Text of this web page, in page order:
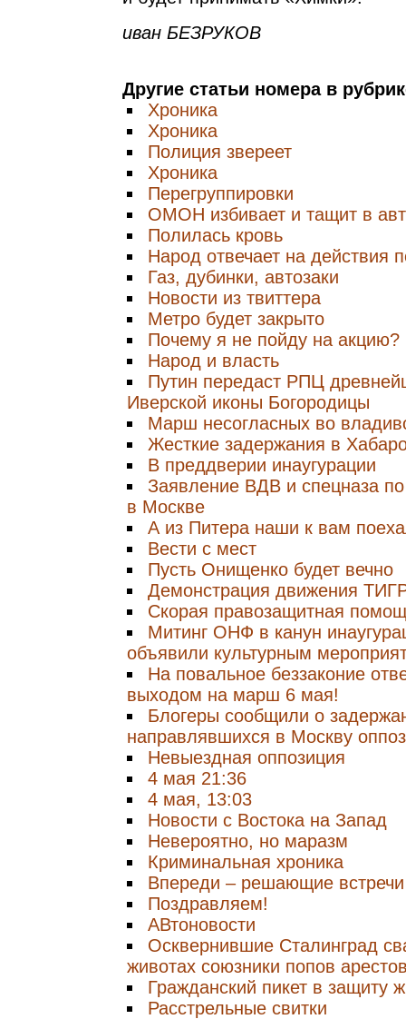
иван БЕЗРУКОВ
Другие статьи номера в
Хроника
Хроника
Полиция звереет
Хроника
Перегруппировки
ОМОН избивает и тащит в
Полилась кровь
Народ отвечает на действия
Газ, дубинки, автозаки
Новости из твиттера
Метро будет закрыто
Почему я не пойду на акцию?
Народ и власть
Путин передаст РПЦ
Иверской иконы Богородицы
Марш несогласных во
Жесткие задержания в
В преддверии инаугурации
Заявление ВДВ и спецназа
в Москве
А из Питера наши к вам
Вести с мест
Пусть Онищенко будет вечно
Демонстрация движения
Скорая правозащитная
Митинг ОНФ в канун
объявили культурным
На повальное беззаконие
выходом на марш 6 мая!
Блогеры сообщили о
направлявшихся в Москву
Невыездная оппозиция
4 мая 21:36
4 мая, 13:03
Новости с Воcтока на Запад
Невероятно, но маразм
Криминальная хроника
Впереди – решающие встречи
Поздравляем!
АВтоновости
Осквернившие Сталинград
животах союзники попов
Гражданский пикет в защиту
Расстрельные свитки